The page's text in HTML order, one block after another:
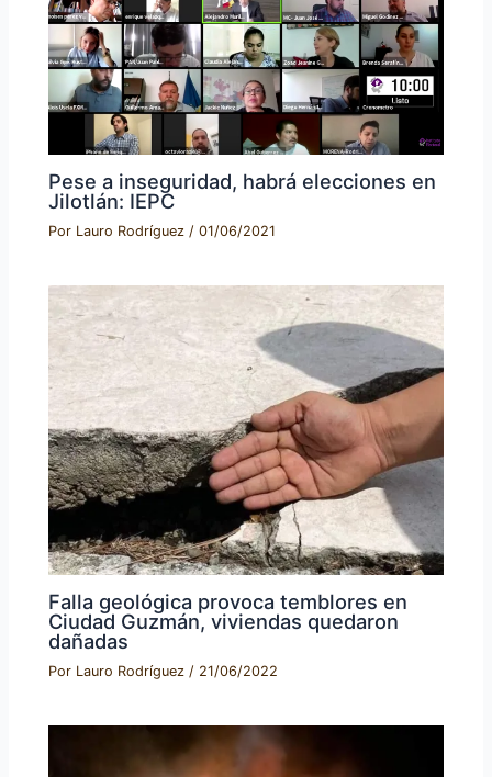
Pese a inseguridad, habrá elecciones en
Jilotlán: IEPC
Por Lauro Rodríguez /01/06/2021
Falla geológica provoca temblores en
Ciudad Guzmán, viviendas quedaron
dañadas
Por Lauro Rodríguez / 21/06/2022